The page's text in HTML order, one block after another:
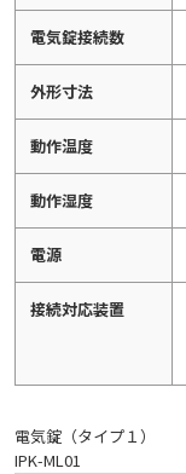
電気錠接続数
外形寸法
動作温度
動作湿度
電源
接続対応装置
電気錠（タイプ１）
IPK-ML01